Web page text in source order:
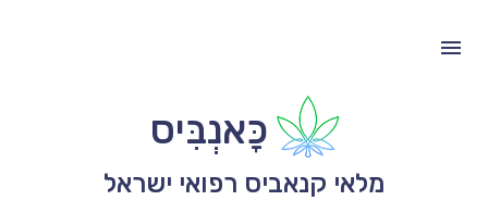
כָּאנְבִּיס
מלאי קנאביס רפואי ישראל